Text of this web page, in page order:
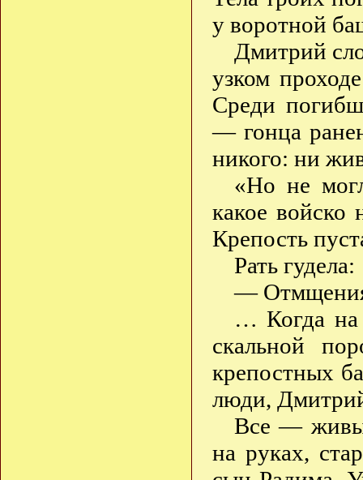
у воротной
Дмитрий
узком
Среди
— гонца
никого: ни
«Но не
какое
Крепость
Рать гудела:
—
… Когда на
скальной
крепостных
люди,
Все —
на руках,